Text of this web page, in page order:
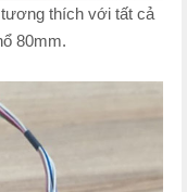
thích với tất cả
80mm.